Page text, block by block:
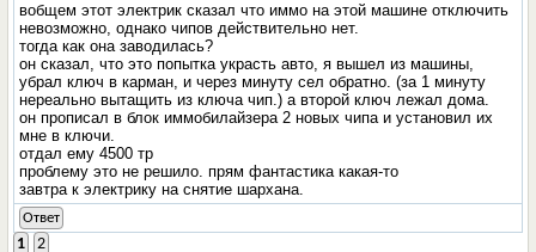
вобщем этот электрик сказал что иммо на этой машине отключить
невозможно, однако чипов действительно нет.
тогда как она заводилась?
он сказал, что это попытка украсть авто, я вышел из машины,
убрал ключ в карман, и через минуту сел обратно. (за 1 минуту
нереально вытащить из ключа чип.) а второй ключ лежал дома.
он прописал в блок иммобилайзера 2 новых чипа и установил их
мне в ключи.
отдал ему 4500 тр
проблему это не решило. прям фантастика какая-то
завтра к электрику на снятие шархана.
Ответ
1 2